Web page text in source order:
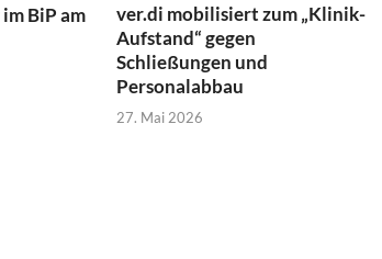
BiP am
ver.di mobilisiert zum „Klinik-
Aufstand“ gegen
Schließungen und
Personalabbau
27. Mai 2026